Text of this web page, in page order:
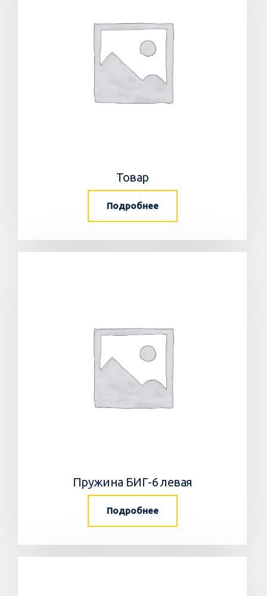
Товар
Подробнее
Пружина БИГ-6 левая
Подробнее